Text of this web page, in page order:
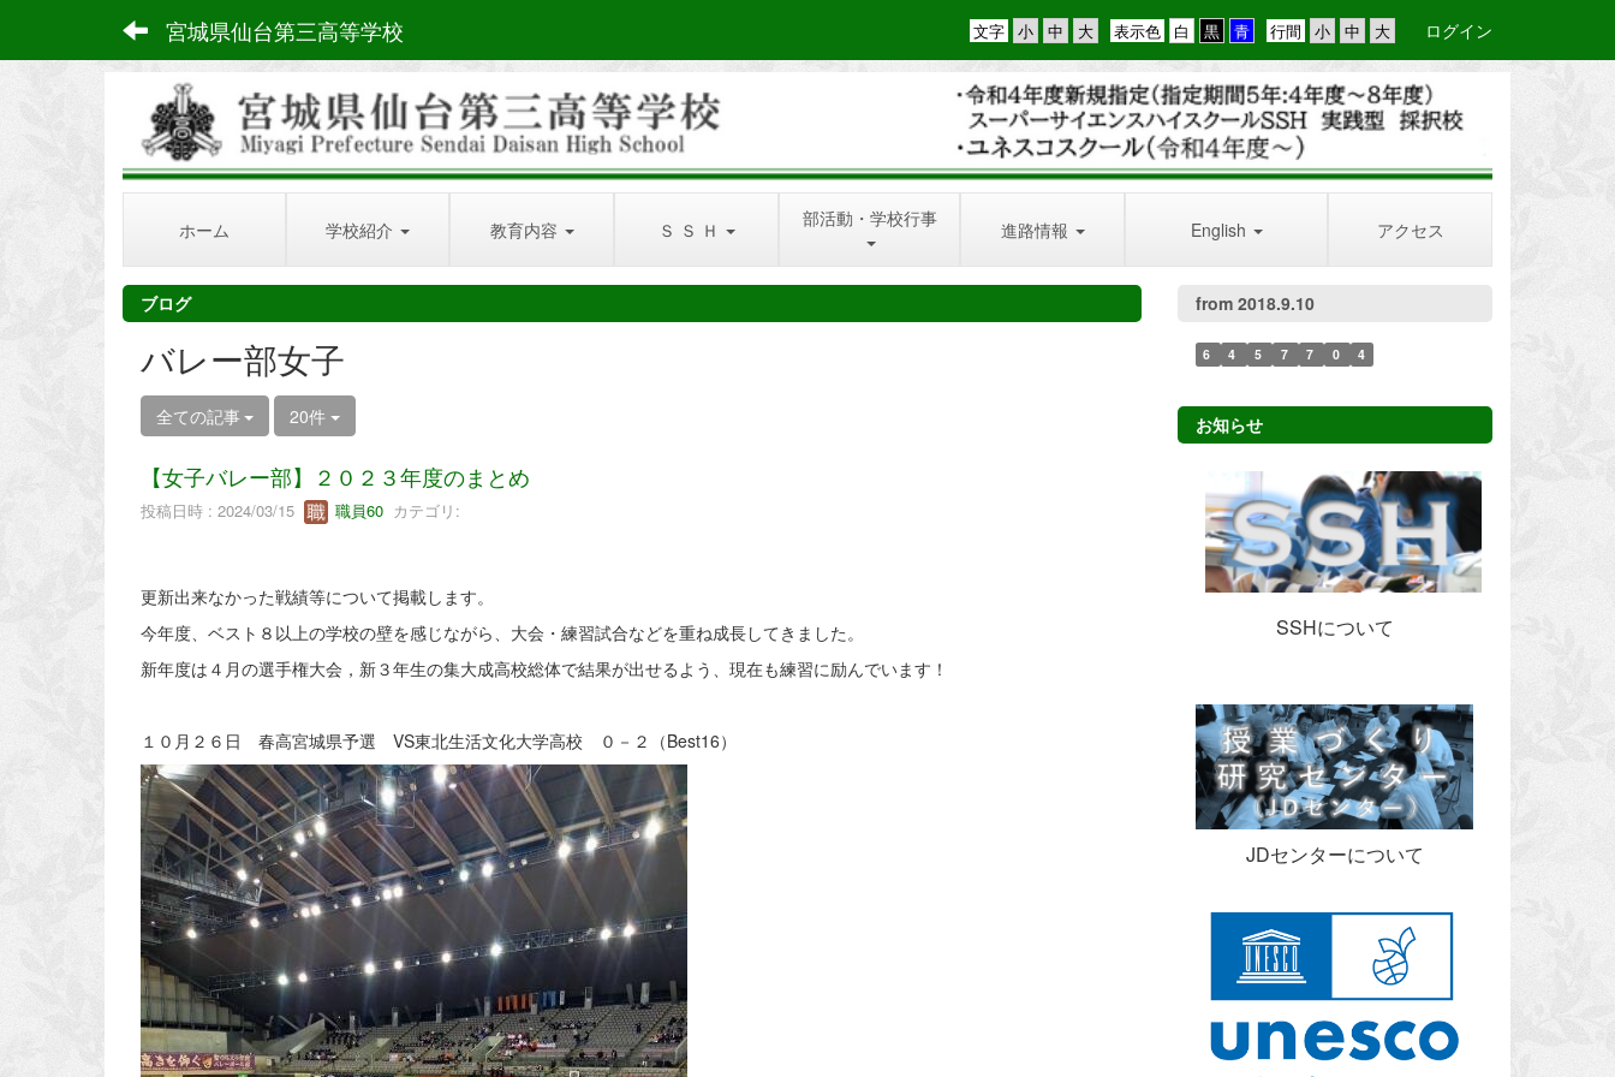
宮城県仙台第三高等学校 行間
表示色
文字 ログイン
ホーム 学校紹介 教育内容 Ｓ Ｓ Ｈ 部活動・学校行事 進路情報 English アクセス
ブログ
バレー部女子
全ての記事 20件
【女子バレー部】２０２３年度のまとめ
投稿日時 : 2024/03/15 職員60 カテゴリ:
更新出来なかった戦績等について掲載します。
今年度、ベスト８以上の学校の壁を感じながら、大会・練習試合などを重ね成長してきました。
新年度は４月の選手権大会，新３年生の集大成高校総体で結果が出せるよう、現在も練習に励んでいます！
１０月２６日 春高宮城県予選 VS東北生活文化大学高校 ０－２（Best16）
from 2018.9.10
6 4 5 7 7 0 4
お知らせ
SSHについて
JDセンターについて